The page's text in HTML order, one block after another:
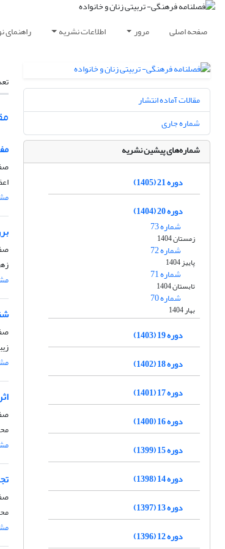
صفحه اصلی مرور اطلاعات نشریه راهنمای
مقالات آماده انتشار
شماره جاری
شماره‌های پیشین نشریه
دوره 21 (1405)
دوره 20 (1404)
شماره 73
زمستان 1404
شماره 72
پاییز 1404
شماره 71
تابستان 1404
شماره 70
بهار 1404
دوره 19 (1403)
دوره 18 (1402)
دوره 17 (1401)
دوره 16 (1400)
دوره 15 (1399)
دوره 14 (1398)
دوره 13 (1397)
دوره 12 (1396)